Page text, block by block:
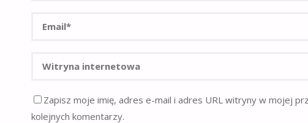
Zapisz moje imię, adres e-mail i adres URL witryny w mojej
kolejnych komentarzy.